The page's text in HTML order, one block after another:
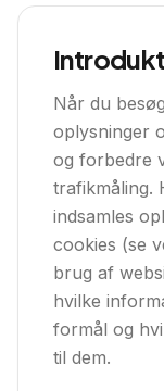
Når du
oplysninger
og forbedre
trafikmåling.
indsamles
cookies (se
brug af
hvilke
formål og
til dem.